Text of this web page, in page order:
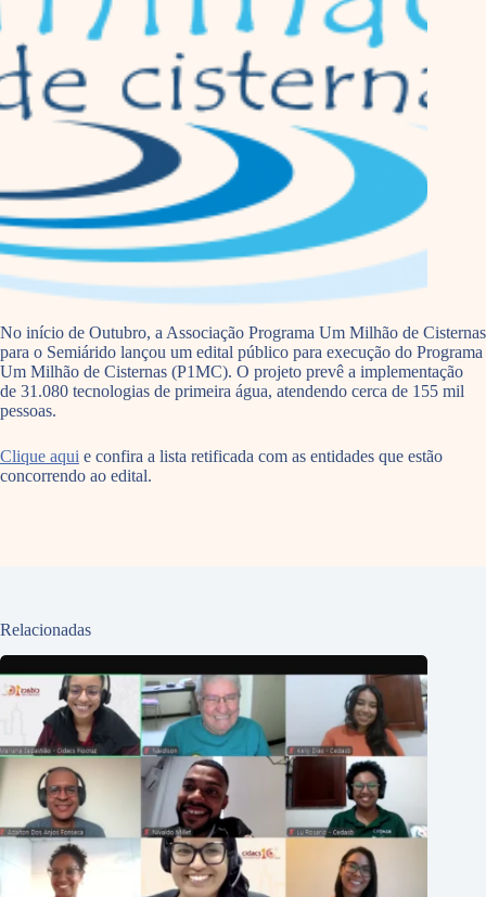
No início de Outubro, a Associação Programa Um Milhão de Cisternas
para o Semiárido lançou um edital público para execução do Programa
Um Milhão de Cisternas (P1MC). O projeto prevê a implementação
de 31.080 tecnologias de primeira água, atendendo cerca de 155 mil
pessoas.
Clique aqui e confira a lista retificada com as entidades que estão
concorrendo ao edital.
Relacionadas